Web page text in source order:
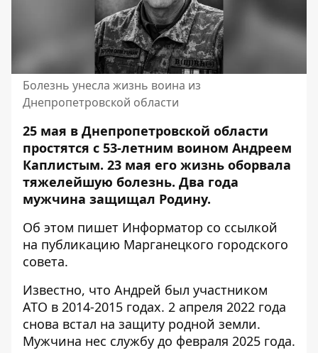
Болезнь унесла жизнь воина из
Днепропетровской области
25 мая в Днепропетровской области
простятся с 53-летним воином Андреем
Каплистым. 23 мая его жизнь оборвала
тяжелейшую болезнь. Два года
мужчина защищал Родину.
Об этом пишет Информатор со ссылкой
на публикацию Марганецкого городского
совета.
Известно, что Андрей был участником
АТО в 2014-2015 годах. 2 апреля 2022 года
снова встал на защиту родной земли.
Мужчина нес службу до февраля 2025 года.